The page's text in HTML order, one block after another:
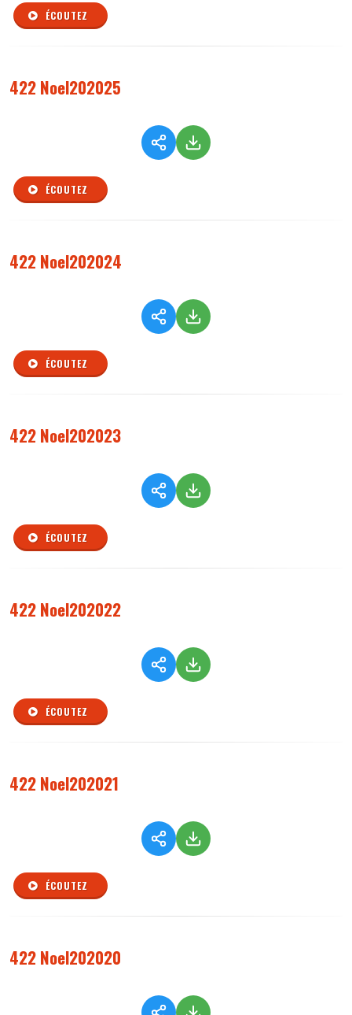
ÉCOUTEZ
422 Noel202025
ÉCOUTEZ
422 Noel202024
ÉCOUTEZ
422 Noel202023
ÉCOUTEZ
422 Noel202022
ÉCOUTEZ
422 Noel202021
ÉCOUTEZ
422 Noel202020